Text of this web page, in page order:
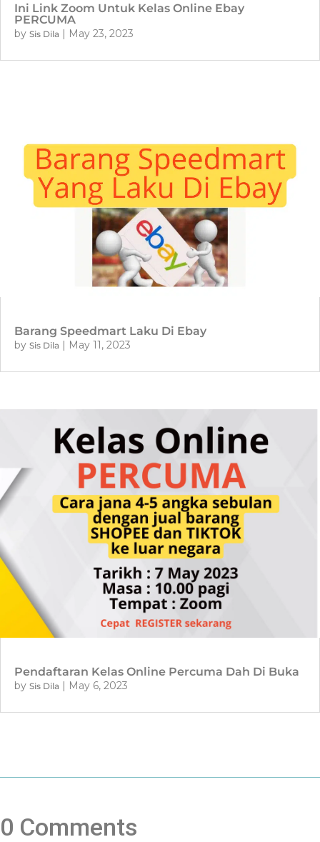
Ini Link Zoom Untuk Kelas Online Ebay
PERCUMA
by Sis Dila | May 23, 2023
Barang Speedmart Laku Di Ebay
by Sis Dila | May 11, 2023
Pendaftaran Kelas Online Percuma Dah Di Buka
by Sis Dila | May 6, 2023
0 Comments